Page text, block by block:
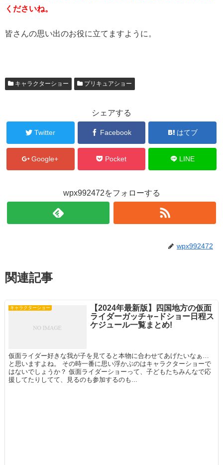
くださいね。
皆さんの思い出のお役に立てますように。
キャラクターショー プリキュアショー
シェアする
Twitter Facebook はてブ
Google+ Pocket LINE
wpx992472をフォローする
wpx992472
関連記事
キャラクターショー
【2024年最新版】四国地方の仮面
ライダーガッチャ−ドショー日程ス
ケジュール一覧まとめ!
仮面ライダー好きな我が子を見てると本物に合わせてあげたいなぁ…
と思いますよね。 その時一番に思い浮かぶのはキャラクターショーで
はないでしょうか？ 仮面ライダーショーって、子どもたちみんなで応
援してたりしてて、見るのも参加するのも...